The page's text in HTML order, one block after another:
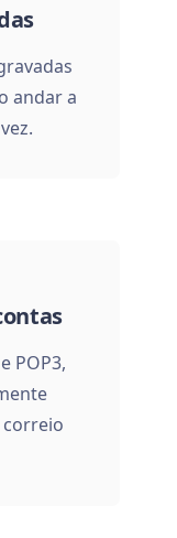
andar a
POP3,